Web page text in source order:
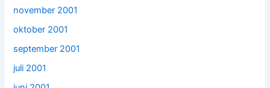
november 2001
oktober 2001
september 2001
juli 2001